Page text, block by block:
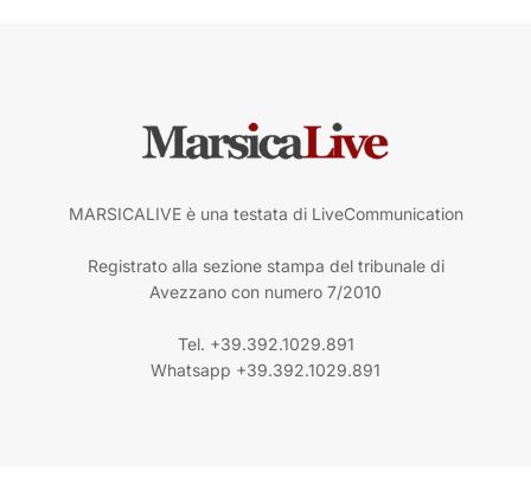
MARSICALIVE è una testata di LiveCommunication
Registrato alla sezione stampa del tribunale di
Avezzano con numero 7/2010
Tel. +39.392.1029.891
Whatsapp +39.392.1029.891